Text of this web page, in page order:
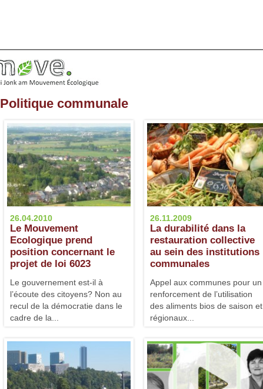
Politique communale
26.04.2010
Le Mouvement
Ecologique prend
position concernant le
projet de loi 6023
Le gouvernement est-il à
l’écoute des citoyens? Non au
recul de la démocratie dans le
cadre de la...
26.11.2009
La durabilité dans la
restauration collective
au sein des institutions
communales
Appel aux communes pour un
renforcement de l’utilisation
des aliments bios de saison et
régionaux...